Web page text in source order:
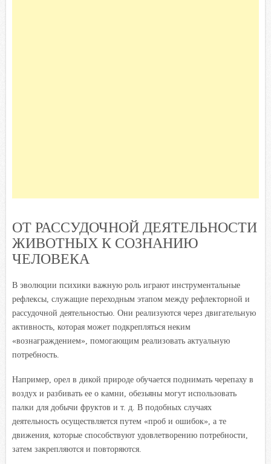
ОТ РАССУДОЧНОЙ ДЕЯТЕЛЬНОСТИ
ЖИВОТНЫХ К СОЗНАНИЮ
ЧЕЛОВЕКА
В эволюции психики важную роль играют инструментальные
рефлексы, служащие переходным этапом между рефлекторной и
рассудочной деятельностью. Они реализуются через двигательную
активность, которая может подкрепляться неким
«вознаграждением», помогающим реализовать актуальную
потребность.
Например, орел в дикой природе обучается поднимать черепаху в
воздух и разбивать ее о камни, обезьяны могут использовать
палки для добычи фруктов и т. д. В подобных случаях
деятельность осуществляется путем «проб и ошибок», а те
движения, которые способствуют удовлетворению потребности,
затем закрепляются и повторяются.